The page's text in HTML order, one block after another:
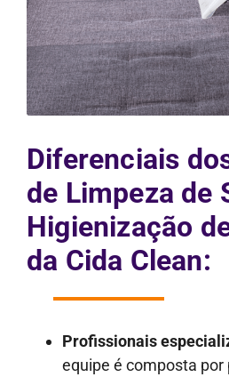
Diferenciais
de Limpeza de
Higienização
da Cida Clean:
Profissionais
equipe é composta